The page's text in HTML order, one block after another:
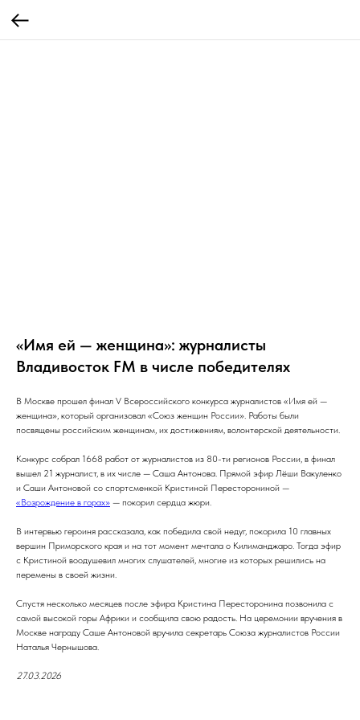
«Имя ей — женщина»: журналисты
Владивосток FM в числе победителях
В Москве прошел финал V Всероссийского конкурса журналистов «Имя ей —
женщина», который организовал «Союз женщин России». Работы были
посвящены российским женщинам, их достижениям, волонтерской деятельности.
Конкурс собрал 1668 работ от журналистов из 80-ти регионов России, в финал
вышел 21 журналист, в их числе — Саша Антонова. Прямой эфир Лёши Вакуленко
и Саши Антоновой со спортсменкой Кристиной Пересторониной —
«Возрождение в горах» — покорил сердца жюри.
В интервью героиня рассказала, как победила свой недуг, покорила 10 главных
вершин Приморского края и на тот момент мечтала о Килиманджаро. Тогда эфир
с Кристиной воодушевил многих слушателей, многие из которых решились на
перемены в своей жизни.
Спустя несколько месяцев после эфира Кристина Пересторонина позвонила с
самой высокой горы Африки и сообщила свою радость. На церемонии вручения в
Москве награду Саше Антоновой вручила секретарь Союза журналистов России
Наталья Чернышова.
27.03.2026